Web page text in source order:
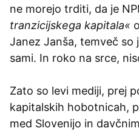
ne morejo trditi, da je
tranzicijskega kapitala«
Janez Janša, temveč
sami. In roko na srce,
Zato so levi mediji, prej
kapitalskih hobotnicah,
med Slovenijo in